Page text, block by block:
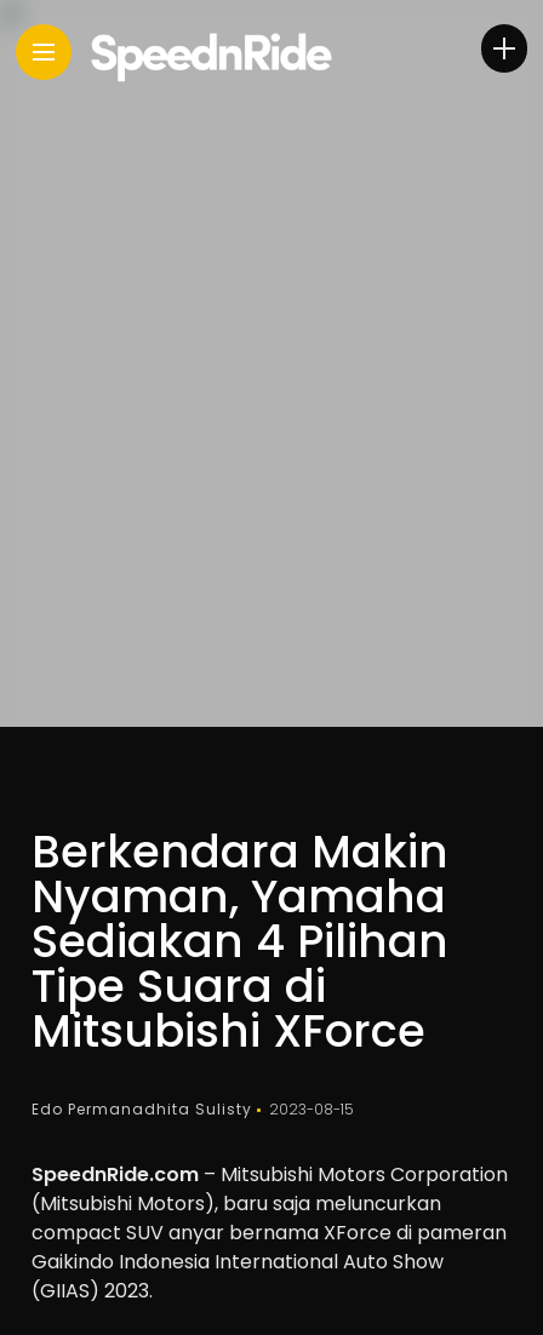
Berkendara Makin
Nyaman, Yamaha
Sediakan 4 Pilihan
Tipe Suara di
Mitsubishi XForce
Edo Permanadhita Sulisty 2023-08-15
SpeednRide.com – Mitsubishi Motors Corporation
(Mitsubishi Motors), baru saja meluncurkan
compact SUV anyar bernama XForce di pameran
Gaikindo Indonesia International Auto Show
(GIIAS) 2023.